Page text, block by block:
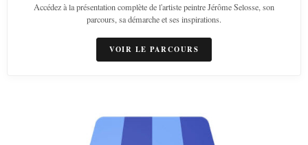
Accédez à la présentation complète de l'artiste peintre Jérôme Selosse, son
parcours, sa démarche et ses inspirations.
VOIR LE PARCOURS